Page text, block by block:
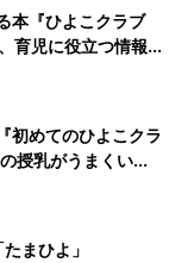
本『ひよこクラブ
育児に役立つ情報が
初めてのひよこクラ
授乳がうまくい
のトラブル 解決テ
まひよ」